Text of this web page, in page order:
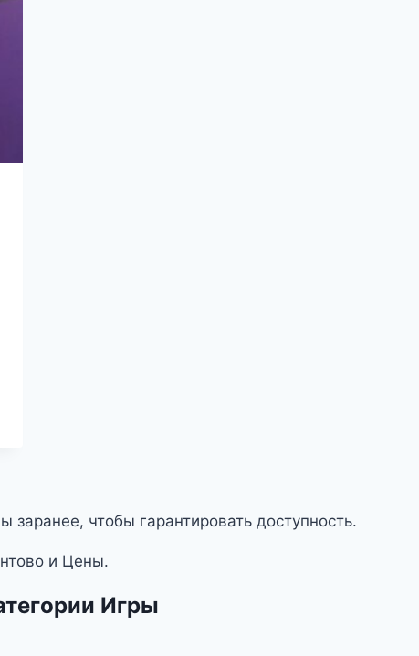
чтобы гарантировать доступность.
и Цены.
Игры